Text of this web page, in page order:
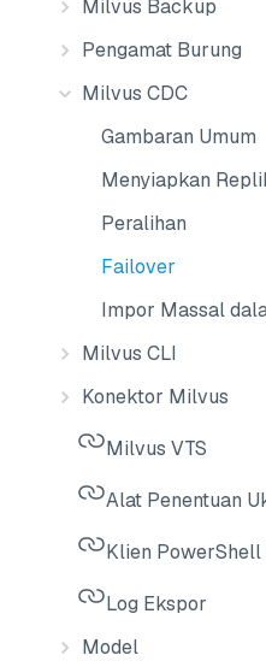
Milvus Backup
Pengamat Burung
Milvus CDC
Gambaran Umum
Menyiapkan
Peralihan
Failover
Impor Massal
Milvus CLI
Konektor Milvus
Milvus VTS
Alat Penentuan
Klien PowerShell
Log Ekspor
Model